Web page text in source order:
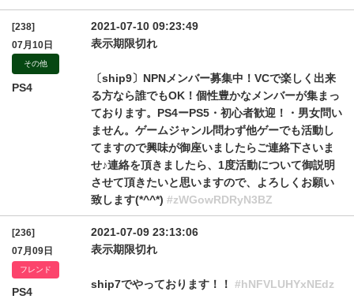
[238]
07月10日
その他
PS4
2021-07-10 09:23:49
表示期限切れ
〔ship9〕NPNメンバー募集中！VCで楽しく出来
る方なら誰でもOK！個性豊かなメンバーが集まっ
ております。PS4ーPS5・初心者歓迎！・男女問い
ません。ゲームジャンル問わず他ゲーでも活動し
てますので興味が御座いましたらご連絡下さいま
せ♪連絡を頂きましたら、1度活動について御説明
させて頂きたいと思いますので、よろしくお願い
致します(*^^*) #zWGowRDRyN3BZ
[236]
07月09日
フレンド
PS4
2021-07-09 23:13:06
表示期限切れ
ship7でやっております！！ #hNFVLUHYxNEdz